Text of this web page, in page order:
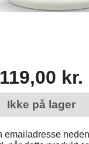
119,00 kr.
Ikke på lager
emailadresse